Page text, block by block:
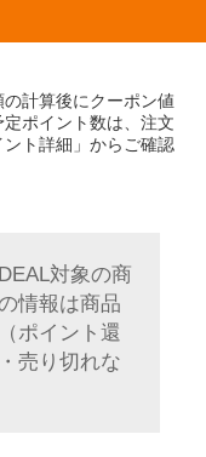
計算後にクーポン値
ポイント数は、注文
ト詳細」からご確認
対象の商
情報は商品
ポイント還
売り切れな